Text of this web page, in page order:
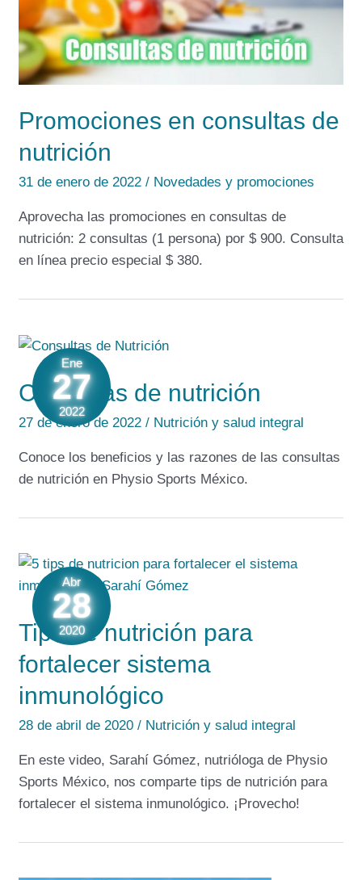
Promociones en consultas de
nutrición
31 de enero de 2022 / Novedades y promociones
Aprovecha las promociones en consultas de
nutrición: 2 consultas (1 persona) por $ 900. Consulta
en línea precio especial $ 380.
Ene
27
2022
Consultas de nutrición
27 de enero de 2022 / Nutrición y salud integral
Conoce los beneficios y las razones de las consultas
de nutrición en Physio Sports México.
Abr
28
2020
Tips de nutrición para
fortalecer sistema
inmunológico
28 de abril de 2020 / Nutrición y salud integral
En este video, Sarahí Gómez, nutrióloga de Physio
Sports México, nos comparte tips de nutrición para
fortalecer el sistema inmunológico. ¡Provecho!